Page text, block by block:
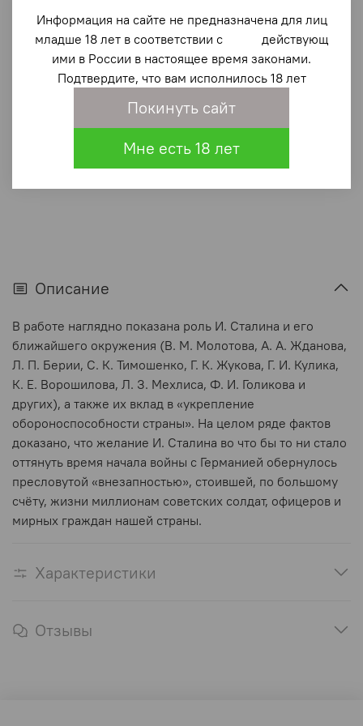
года
В избранное
610 ₽
Описание
В работе наглядно показана роль И. Сталина и его
ближайшего окружения (В. М. Молотова, А. А. Жданова,
Л. П. Берии, С. К. Тимошенко, Г. К. Жукова, Г. И. Кулика,
К. Е. Ворошилова, Л. З. Мехлиса, Ф. И. Голикова и
других), а также их вклад в «укрепление
обороноспособности страны». На целом ряде фактов
доказано, что желание И. Сталина во что бы то ни стало
оттянуть время начала войны с Германией обернулось
пресловутой «внезапностью», стоившей, по большому
счёту, жизни миллионам советских солдат, офицеров и
мирных граждан нашей страны.
Характеристики
Отзывы
Информация на сайте не предназначена для лиц
младше 18 лет в соответствии с действующ
ими в России в настоящее время законами.
Подтвердите, что вам исполнилось 18 лет
Покинуть сайт
Мне есть 18 лет